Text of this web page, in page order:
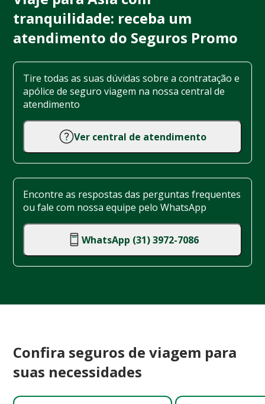
tranquilidade: receba um
atendimento do Seguros Promo
Tire todas as suas dúvidas sobre a contratação e
apólice de seguro viagem na nossa central de
atendimento
Ver central de atendimento
Encontre as respostas das perguntas frequentes
ou fale com nossa equipe pelo WhatsApp
WhatsApp (31) 3972-7086
Confira seguros de viagem para
suas necessidades